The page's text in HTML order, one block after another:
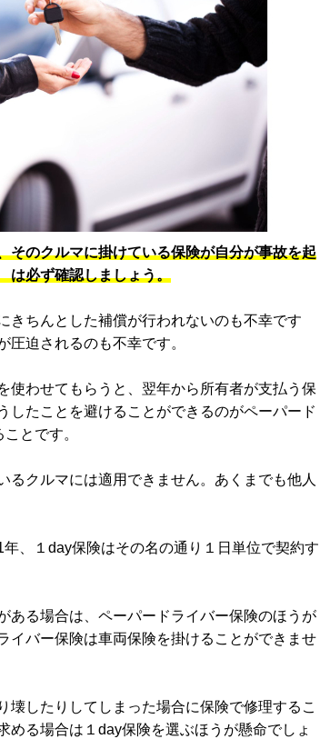
そのクルマに掛けている保険が自分が事故を起
は必ず確認しましょう。
きちんとした補償が行われないのも不幸です
圧迫されるのも不幸です。
使わせてもらうと、翌年から所有者が支払う保
したことを避けることができるのがペーパード
とです。
るクルマには適用できません。あくまでも他人
、１day保険はその名の通り１日単位で契約す
ある場合は、ペーパードライバー保険のほうが
イバー保険は車両保険を掛けることができませ
壊したりしてしまった場合に保険で修理するこ
める場合は１day保険を選ぶほうが懸命でしょ